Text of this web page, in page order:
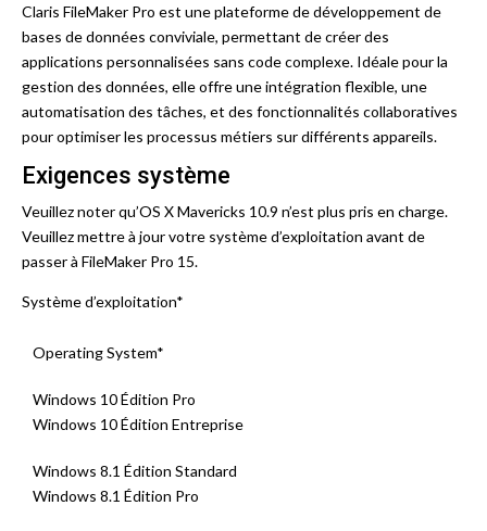
Claris FileMaker Pro est une plateforme de développement de
bases de données conviviale, permettant de créer des
applications personnalisées sans code complexe. Idéale pour la
gestion des données, elle offre une intégration flexible, une
automatisation des tâches, et des fonctionnalités collaboratives
pour optimiser les processus métiers sur différents appareils.
Exigences système
Veuillez noter qu’OS X Mavericks 10.9 n’est plus pris en charge.
Veuillez mettre à jour votre système d’exploitation avant de
passer à FileMaker Pro 15.
Système d’exploitation*
Operating System*
Windows 10 Édition Pro
Windows 10 Édition Entreprise
Windows 8.1 Édition Standard
Windows 8.1 Édition Pro